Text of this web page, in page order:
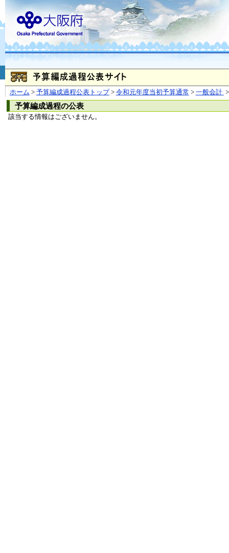
ホーム > 予算編成過程公表トップ> 令和元年度当初予算通常 > 一般会計 >
予算編成過程の公表
該当する情報はございません。
お問合せ
大阪府
（法人番号 4000020270008）
本庁 〒540-8570
大阪市
〒559-8555